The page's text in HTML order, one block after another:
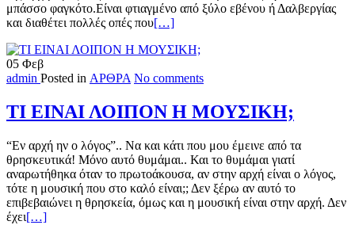
μπάσσο φαγκότο.Είναι φτιαγμένο από ξύλο εβένου ή Δαλβεργίας
και διαθέτει πολλές οπές πουRead
about
[…]
05 Φεβ
admin Posted in ΑΡΘΡΑ No comments
ΤΙ ΕΙΝΑΙ ΛΟΙΠΟΝ Η ΜΟΥΣΙΚΗ;
“Εν αρχή ην ο λόγος”.. Να και κάτι που μου έμεινε από τα
θρησκευτικά! Μόνο αυτό θυμάμαι.. Και το θυμάμαι γιατί
αναρωτήθηκα όταν το πρωτοάκουσα, αν στην αρχή είναι ο λόγος,
τότε η μουσική που στο καλό είναι;; Δεν ξέρω αν αυτό το
επιβεβαιώνει η θρησκεία, όμως και η μουσική είναι στην αρχή. Δεν
έχειRead
[…]